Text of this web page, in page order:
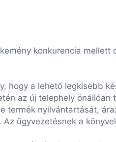
konkurencia mellett
hogy a lehető legkisebb
az új telephely önállóan
termék nyilvántartását,
ügyvezetésnek a